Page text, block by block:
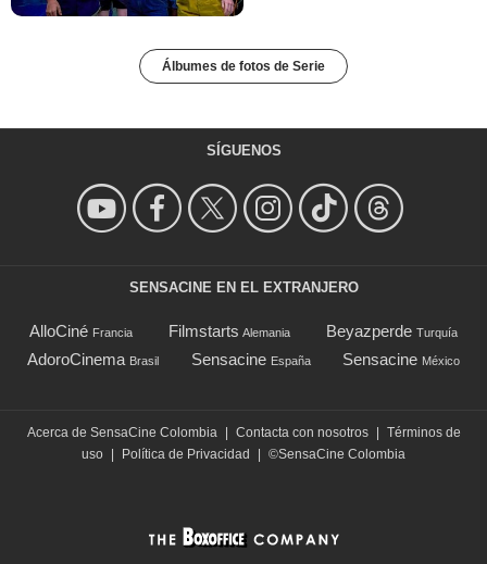
Álbumes de fotos de Serie
SÍGUENOS
SENSACINE EN EL EXTRANJERO
AlloCiné Francia Filmstarts Alemania Beyazperde Turquía
AdoroCinema Brasil Sensacine España Sensacine México
Acerca de SensaCine Colombia | Contacta con nosotros | Términos de
uso | Política de Privacidad | ©SensaCine Colombia